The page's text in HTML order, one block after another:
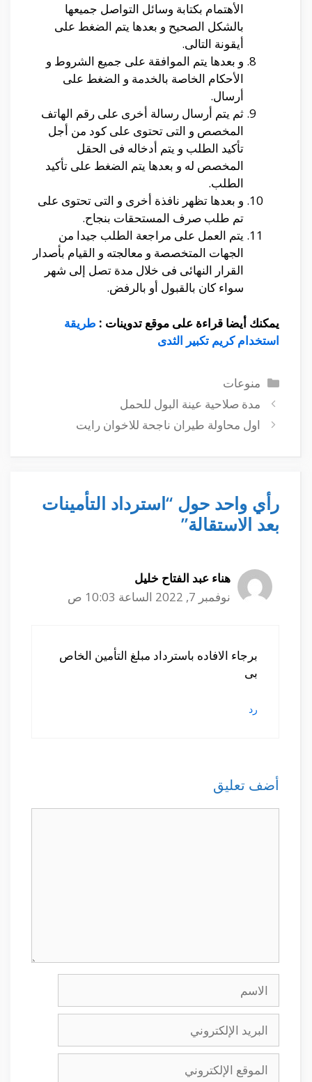
الأهتمام بكتابة وسائل التواصل جميعها
بالشكل الصحيح و بعدها يتم الضغط على
أيقونة التالى.
و بعدها يتم الموافقة على جميع الشروط و
الأحكام الخاصة بالخدمة و الضغط على
أرسال.
ثم يتم أرسال رسالة أخرى على رقم الهاتف
المخصص و التى تحتوى على كود من أجل
تأكيد الطلب و يتم أدخاله فى الحقل
المخصص له و بعدها يتم الضغط على تأكيد
الطلب.
و بعدها تظهر نافذة أخرى و التى تحتوى على
تم طلب صرف المستحقات بنجاح.
يتم العمل على مراجعة الطلب جيدا من
الجهات المتخصصة و معالجته و القيام بأصدار
القرار النهائى فى خلال مدة تصل إلى شهر
سواء كان بالقبول أو بالرفض.
يمكنك أيضا قراءة على موقع تدوينات : طريقة
استخدام كريم تكبير الثدى
التصنيفات
منوعات
مدة صلاحية عينة البول للحمل
اول محاولة طيران ناجحة للاخوان رايت
رأي واحد حول “استرداد التأمينات
بعد الاستقالة”
هناء عبد الفتاح خليل
نوفمبر 7, 2022 الساعة 10:03 ص
برجاء الافاده باسترداد مبلغ التأمين الخاص
بى
رد
أضف تعليق
الاسم
البريد
الإلكتروني
الموقع